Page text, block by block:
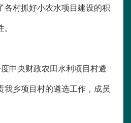
各村抓好小农水项目建设的积
中央财政农田水利项目村遴
我乡项目村的遴选工作，成员